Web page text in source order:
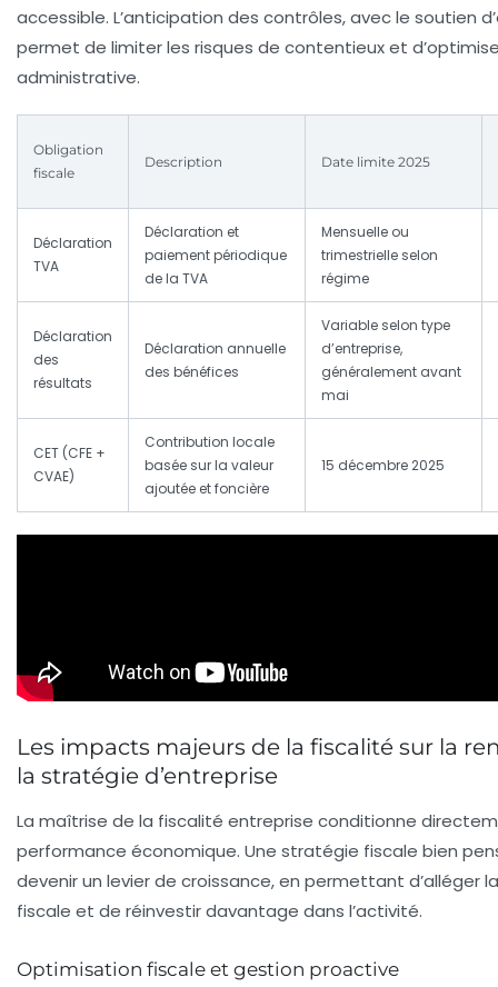
accessible. L’anticipation des contrôles, avec le soutien
permet de limiter les risques de contentieux et
administrative.
Obligation
fiscale
Description Date limite 2025
Déclaration
TVA
Déclaration et
paiement périodique
de la TVA
Mensuelle ou
trimestrielle selon
régime
Déclaration
des
résultats
Déclaration annuelle
des bénéfices
Variable selon type
d’entreprise,
généralement avant
mai
CET (CFE +
CVAE)
Contribution locale
basée sur la valeur
ajoutée et foncière
15 décembre 2025
Les impacts majeurs de la fiscalité sur la
la stratégie d’entreprise
La maîtrise de la fiscalité entreprise conditionne
performance économique. Une stratégie fiscale bien
devenir un levier de croissance, en permettant d’alléger
fiscale et de réinvestir davantage dans l’activité.
Optimisation fiscale et gestion proactive